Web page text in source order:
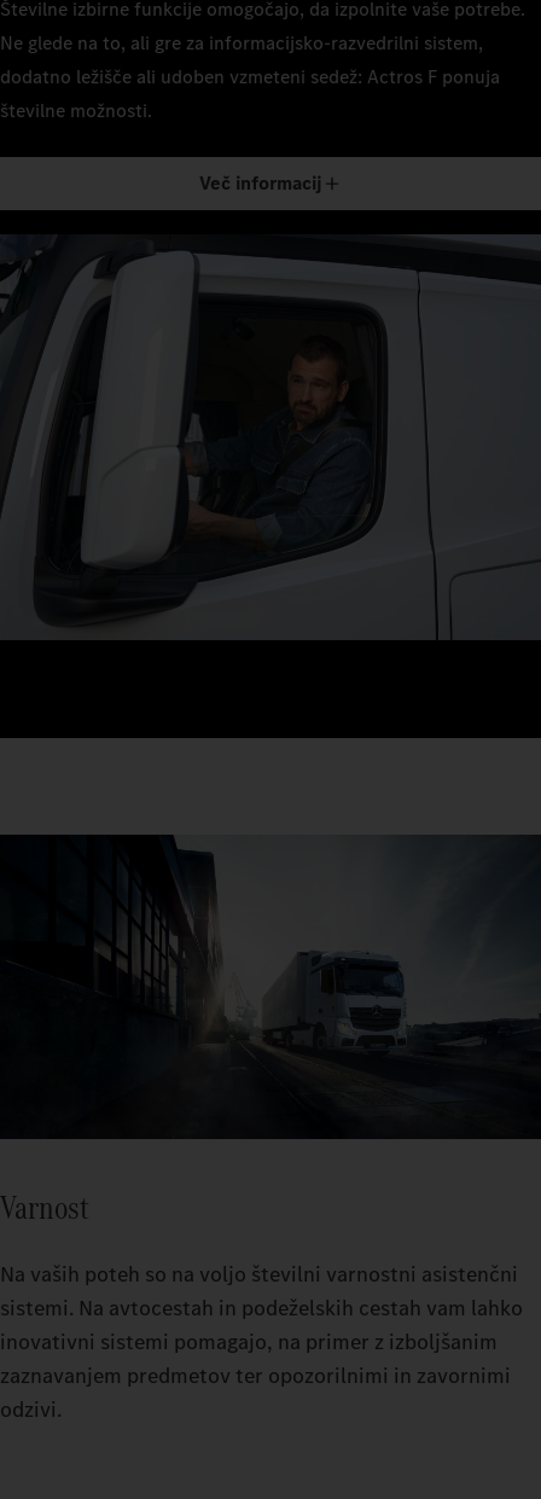
Številne izbirne funkcije omogočajo, da izpolnite vaše potrebe.
Ne glede na to, ali gre za informacijsko-razvedrilni sistem,
dodatno ležišče ali udoben vzmeteni sedež: Actros F ponuja
številne možnosti.
Več informacij
Varnost
Na vaših poteh so na voljo številni varnostni asistenčni
sistemi. Na avtocestah in podeželskih cestah vam lahko
inovativni sistemi pomagajo, na primer z izboljšanim
zaznavanjem predmetov ter opozorilnimi in zavornimi
odzivi.